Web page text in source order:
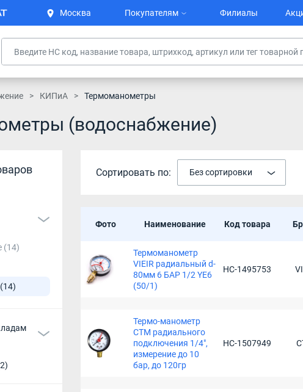
Москва Покупателям Филиалы
КИПиА Термоманометры
(водоснабжение)
(14)
(14)
Сортировать по: Без сортировки
Фото Наименование Код товара
Термоманометр
VIEIR радиальный d-
80мм 6 БАР 1/2 YE6
(50/1)
НС-1495753
Термо-манометр
СТМ радиального
подключения 1/4",
измерение до 10
бар, до 120гр
НС-1507949